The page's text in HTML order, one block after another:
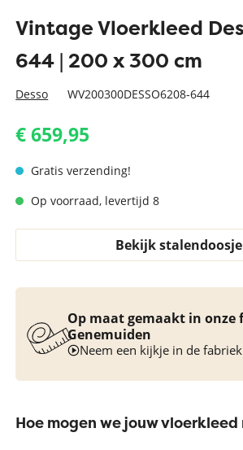
Vintage Vloerkleed
644 | 200 x 300 cm
Desso WV200300DESSO6208-644
€ 659,95
Gratis verzending!
Op voorraad, levertijd 8
Bekijk stalendoosje
Op maat gemaakt in onze
Genemuiden
Neem een kijkje in de
Hoe mogen we jouw vloerkleed